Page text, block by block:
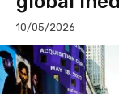
10/05/2026